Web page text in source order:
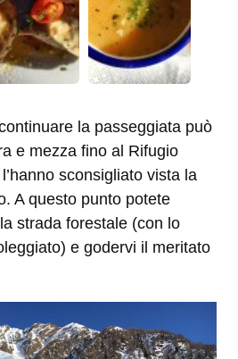
la passeggiata può
e mezza fino al Rifugio
sconsigliato vista la
A questo punto potete
strada forestale (con lo
e godervi il meritato